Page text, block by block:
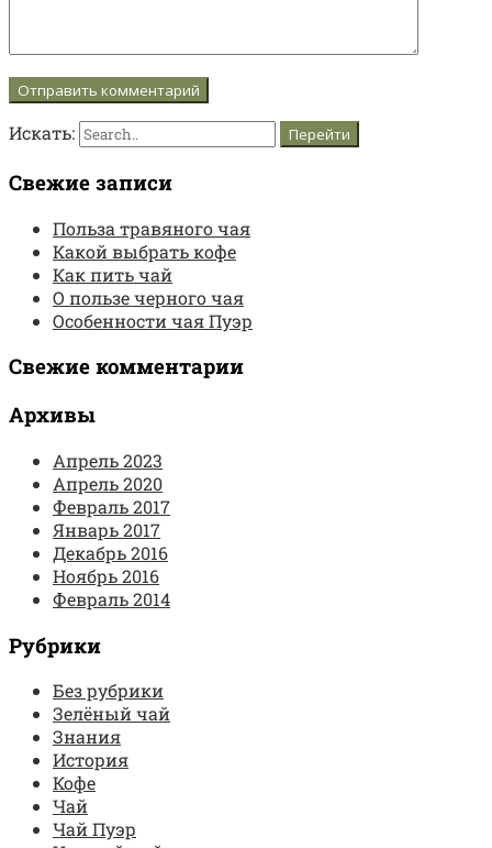
Искать:
Свежие записи
Польза травяного чая
Какой выбрать кофе
Как пить чай
О пользе черного чая
Особенности чая Пуэр
Свежие комментарии
Архивы
Апрель 2023
Апрель 2020
Февраль 2017
Январь 2017
Декабрь 2016
Ноябрь 2016
Февраль 2014
Рубрики
Без рубрики
Зелёный чай
Знания
История
Кофе
Чай
Чай Пуэр